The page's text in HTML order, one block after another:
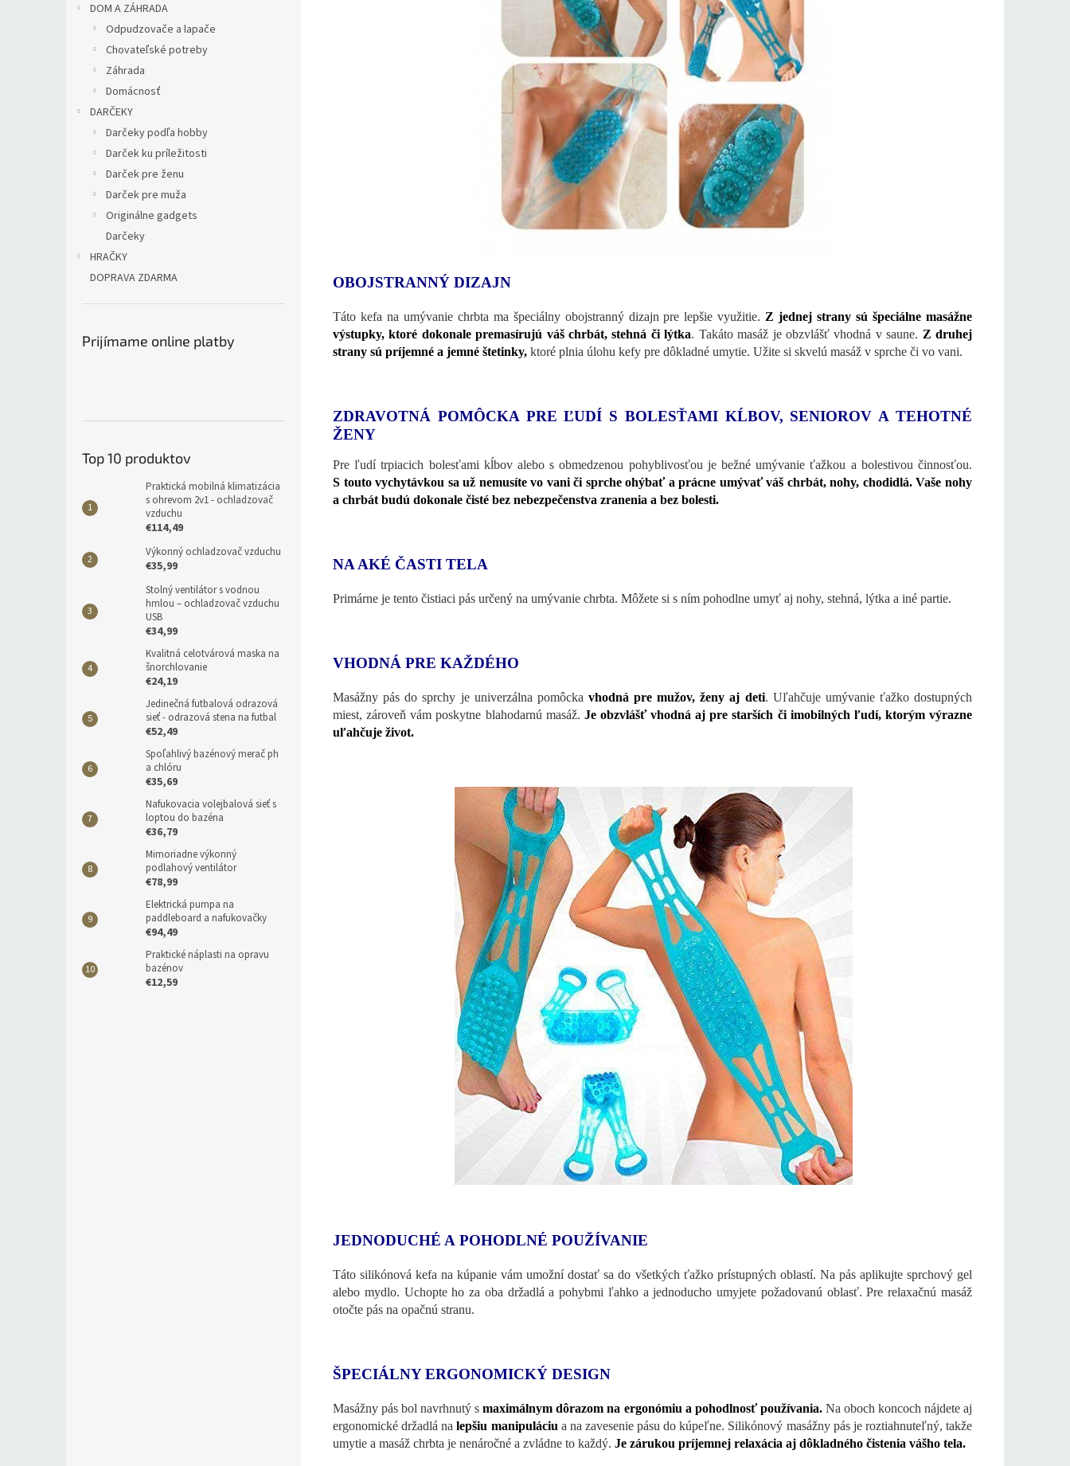
DOM A ZÁHRADA
Odpudzovače a lapače
Chovateľské potreby
Záhrada
Domácnosť
DARČEKY
Darčeky podľa hobby
Darček ku príležitosti
Darček pre ženu
Darček pre muža
Originálne gadgets
Darčeky
HRAČKY
DOPRAVA ZDARMA
Prijímame online platby
Top 10 produktov
Praktická mobilná klimatizácia
s ohrevom 2v1 - ochladzovač
vzduchu
€114,49
Výkonný ochladzovač vzduchu
€35,99
Stolný ventilátor s vodnou
hmlou – ochladzovač vzduchu
USB
€34,99
Kvalitná celotvárová maska na
šnorchlovanie
€24,19
Jedinečná futbalová odrazová
sieť - odrazová stena na futbal
€52,49
Spoľahlivý bazénový merač ph
a chlóru
€35,69
Nafukovacia volejbalová sieť s
loptou do bazéna
€36,79
Mimoriadne výkonný
podlahový ventilátor
€78,99
Elektrická pumpa na
paddleboard a nafukovačky
€94,49
Praktické náplasti na opravu
bazénov
€12,59
OBOJSTRANNÝ DIZAJN
Táto kefa na umývanie chrbta ma špeciálny obojstranný dizajn pre lepšie využitie. Z jednej strany sú špeciálne masážne
výstupky, ktoré dokonale premasírujú váš chrbát, stehná či lýtka. Takáto masáž je obzvlášť vhodná v saune. Z druhej
strany sú príjemné a jemné štetinky, ktoré plnia úlohu kefy pre dôkladné umytie. Užite si skvelú masáž v sprche či vo vani.
ZDRAVOTNÁ POMÔCKA PRE ĽUDÍ S BOLESŤAMI KĹBOV, SENIOROV A TEHOTNÉ
ŽENY
Pre ľudí trpiacich bolesťami kĺbov alebo s obmedzenou pohyblivosťou je bežné umývanie ťažkou a bolestivou činnosťou.
S touto vychytávkou sa už nemusíte vo vani či sprche ohýbať a prácne umývať váš chrbát, nohy, chodidlá. Vaše nohy
a chrbát budú dokonale čisté bez nebezpečenstva zranenia a bez bolesti.
NA AKÉ ČASTI TELA
Primárne je tento čistiaci pás určený na umývanie chrbta. Môžete si s ním pohodlne umyť aj nohy, stehná, lýtka a iné partie.
VHODNÁ PRE KAŽDÉHO
Masážny pás do sprchy je univerzálna pomôcka vhodná pre mužov, ženy aj deti. Uľahčuje umývanie ťažko dostupných
miest, zároveň vám poskytne blahodarnú masáž. Je obzvlášť vhodná aj pre starších či imobilných ľudí, ktorým výrazne
uľahčuje život.
JEDNODUCHÉ A POHODLNÉ POUŽÍVANIE
Táto silikónová kefa na kúpanie vám umožní dostať sa do všetkých ťažko prístupných oblastí. Na pás aplikujte sprchový gel
alebo mydlo. Uchopte ho za oba držadlá a pohybmi ľahko a jednoducho umyjete požadovanú oblasť. Pre relaxačnú masáž
otočte pás na opačnú stranu.
ŠPECIÁLNY ERGONOMICKÝ DESIGN
Masážny pás bol navrhnutý smaximálnym dôrazom na ergonómiu a pohodlnosť používania.Na oboch koncoch nájdete aj
ergonomické držadlá na lepšiu manipuláciu a na zavesenie pásu do kúpeľne. Silikónový masážny pás je roztiahnuteľný, takže
umytie a masáž chrbta je nenáročné a zvládne to každý. Je zárukou príjemnej relaxácia aj dôkladného čistenia vášho tela.